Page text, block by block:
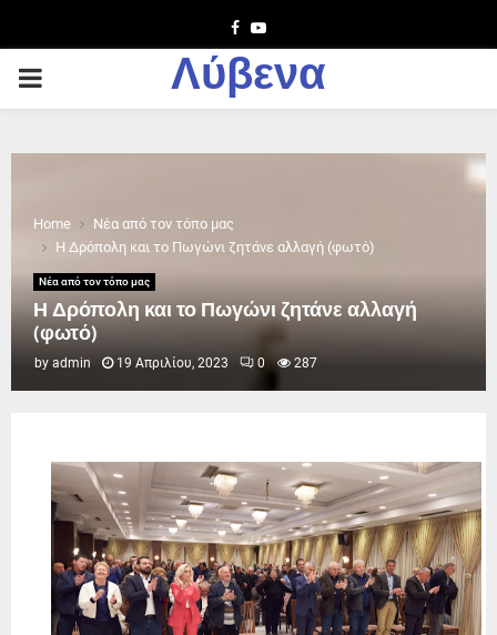
Facebook
Youtube
PRIMARY
Λύβενα
Home
Νέα από τον τόπο μας
Η Δρόπολη και το Πωγώνι ζητάνε αλλαγή (φωτό)
Νέα από τον τόπο μας
Η Δρόπολη και το Πωγώνι ζητάνε αλλαγή
(φωτό)
by admin 19 Απριλίου, 2023 0 287